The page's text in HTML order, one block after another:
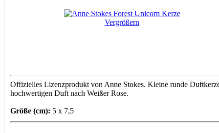
Vergrößern
Offizielles Lizenzprodukt von Anne Stokes. Kleine runde
hochwertigen Duft nach Weißer Rose.
Größe (cm): 5 x 7,5